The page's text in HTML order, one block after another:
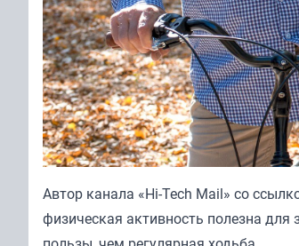
Автор канала «Hi-Tech Mail» со
физическая активность полезна